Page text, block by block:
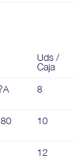
Uds /
Caja
8
10
12